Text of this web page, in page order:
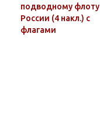
подводному флоту
России (4 накл.) с
флагами